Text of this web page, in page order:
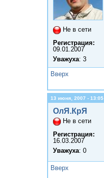
Не в сети
Регистрация:
09.01.2007
Уважуха: 3
Вверх
13 июня, 2007 - 13:05
ОлЯ.КрЯ
Не в сети
Регистрация:
16.03.2007
Уважуха: 0
Вверх